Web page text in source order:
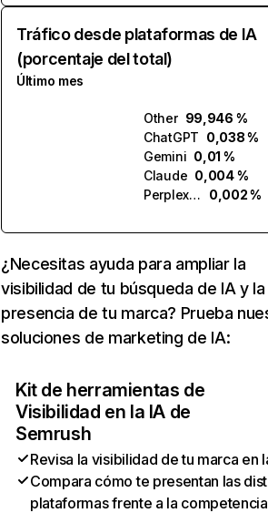
Tráfico desde plataformas de IA
(porcentaje del total)
Último mes
Other 99,946 %
ChatGPT 0,038 %
Gemini 0,01 %
Claude 0,004 %
Perplexity
0,002 %
¿Necesitas ayuda para ampliar la
visibilidad de tu búsqueda de IA y la
presencia de tu marca? Prueba
soluciones de marketing de IA:
Kit de herramientas de
Visibilidad en la IA de
Semrush
Revisa la visibilidad de tu marca en
Compara cómo te presentan las
plataformas frente a la competencia